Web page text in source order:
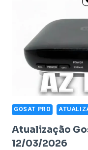
GOSAT PRO
Atualização
12/03/2026